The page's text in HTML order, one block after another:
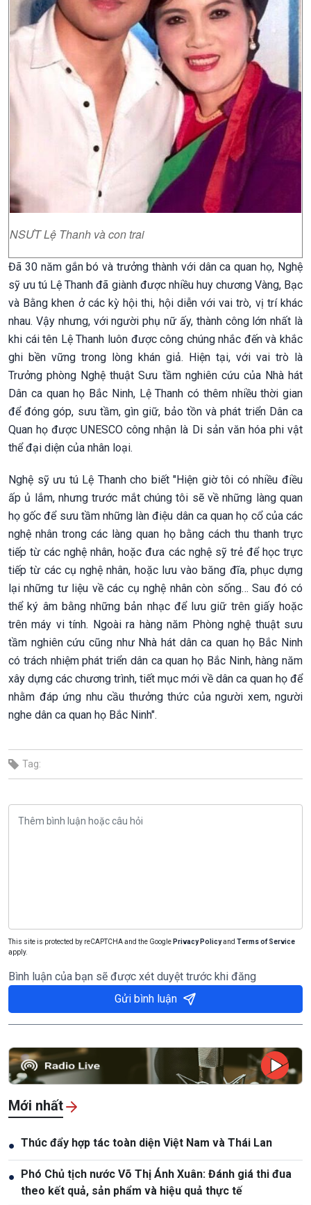
NSƯT Lệ Thanh và con trai
Đã 30 năm gắn bó và trưởng thành với dân ca quan họ, Nghệ
sỹ ưu tú Lệ Thanh đã giành được nhiều huy chương Vàng, Bạc
và Bằng khen ở các kỳ hội thi, hội diễn với vai trò, vị trí khác
nhau. Vậy nhưng, với người phụ nữ ấy, thành công lớn nhất là
khi cái tên Lệ Thanh luôn được công chúng nhắc đến và khắc
ghi bền vững trong lòng khán giả. Hiện tại, với vai trò là
Trưởng phòng Nghệ thuật Sưu tầm nghiên cứu của Nhà hát
Dân ca quan họ Bắc Ninh, Lệ Thanh có thêm nhiều thời gian
để đóng góp, sưu tầm, gìn giữ, bảo tồn và phát triển Dân ca
Quan họ được UNESCO công nhận là Di sản văn hóa phi vật
thể đại diện của nhân loại.
Nghệ sỹ ưu tú Lệ Thanh cho biết "Hiện giờ tôi có nhiều điều
ấp ủ lắm, nhưng trước mắt chúng tôi sẽ về những làng quan
họ gốc để sưu tầm những làn điệu dân ca quan họ cổ của các
nghệ nhân trong các làng quan họ bằng cách thu thanh trực
tiếp từ các nghệ nhân, hoặc đưa các nghệ sỹ trẻ để học trực
tiếp từ các cụ nghệ nhân, hoặc lưu vào băng đĩa, phục dựng
lại những tư liệu về các cụ nghệ nhân còn sống… Sau đó có
thể ký âm bằng những bản nhạc để lưu giữ trên giấy hoặc
trên máy vi tính. Ngoài ra hàng năm Phòng nghệ thuật sưu
tầm nghiên cứu cũng như Nhà hát dân ca quan họ Bắc Ninh
có trách nhiệm phát triển dân ca quan họ Bắc Ninh, hàng năm
xây dựng các chương trình, tiết mục mới về dân ca quan họ để
nhằm đáp ứng nhu cầu thưởng thức của người xem, người
nghe dân ca quan họ Bắc Ninh".
Tag:
This site is protected by reCAPTCHA and the Google Privacy Policyand Terms of Service
apply.
Bình luận của bạn sẽ được xét duyệt trước khi đăng
Gửi bình luận
Mới nhất
● Thúc đẩy hợp tác toàn diện Việt Nam và Thái Lan
● Phó Chủ tịch nước Võ Thị Ánh Xuân: Đánh giá thi đua
theo kết quả, sản phẩm và hiệu quả thực tế